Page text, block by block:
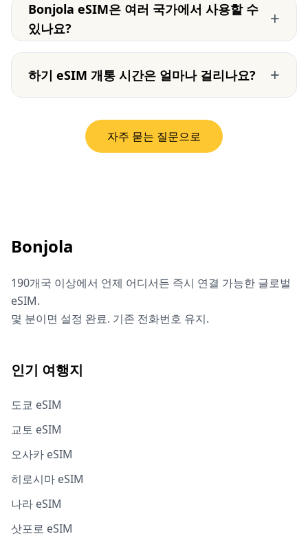
Bonjola eSIM은 여러 국가에서 사용할 수
있나요?
+
하기 eSIM 개통 시간은 얼마나 걸리나요? +
자주 묻는 질문으로
Bonjola
190개국 이상에서 언제 어디서든 즉시 연결 가능한 글로벌
eSIM.
몇 분이면 설정 완료. 기존 전화번호 유지.
인기 여행지
도쿄 eSIM
교토 eSIM
오사카 eSIM
히로시마 eSIM
나라 eSIM
삿포로 eSIM